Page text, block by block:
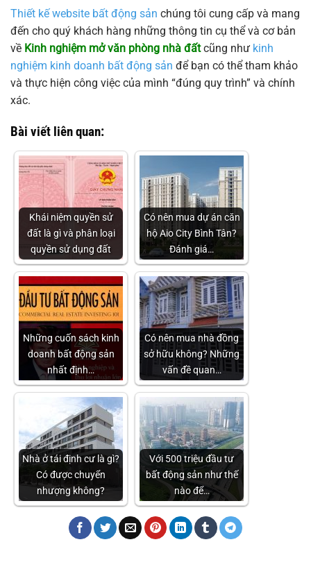
Thiết kế website bất động sản chúng tôi cung cấp và mang
đến cho quý khách hàng những thông tin cụ thể và cơ bản
về Kinh nghiệm mở văn phòng nhà đấtcũng như kinh
nghiệm kinh doanh bất động sản để bạn có thể tham khảo
và thực hiện công việc của mình “đúng quy trình” và chính
xác.
Bài viết liên quan:
Khái niệm quyền sử
đất là gì và phân loại
quyền sử dụng đất
Có nên mua dự án căn
hộ Aio City Bình Tân?
Đánh giá…
Những cuốn sách kinh
doanh bất động sản
nhất định…
Có nên mua nhà đồng
sở hữu không? Những
vấn đề quan…
Nhà ở tái định cư là gì?
Có được chuyển
nhượng không?
Với 500 triệu đầu tư
bất động sản như thế
nào để…